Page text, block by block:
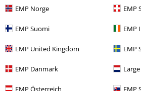
EMP Norge EMP
EMP Suomi EMP
EMP United Kingdom EMP
EMP Danmark
EMP Österreich EMP